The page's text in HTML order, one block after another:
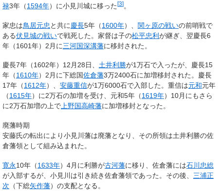
禄3年（1594年）に小見川城に移った [3]。
家忠は鳥居元忠と共に慶長5年（1600年）、 関ヶ原の戦いの前哨戦で
ある伏見城の戦いで戦死した。家督は子の松平忠利 が継ぎ、翌慶長6
年（1601年）2月に三河国深溝藩に移封された。
慶長7年（1602年）12月28日、 土井利勝が1万石で入ったが、慶長15
年（1610年）2月に下総国佐倉藩3万2400石に加増移封された。慶長
17年（1612年）、 安藤重信が1万6000石で入部した。重信は元和元年
（1615年）に2万石の加増を受け、元和5年（1619年）10月にもさら
に2万石加増の上で上野国高崎藩に加増移封となった。
廃藩時期
安藤氏の転出により小見川藩は廃藩となり、その所領は土井利勝の佐
倉藩領として組み込まれた。
寛永10年（1633年）4月に利勝が古河藩に移り、佐倉藩には石川忠総
が入部するが、小見川は引き続き佐倉藩領であった。その後、 三浦正
次 （下総矢作藩）の支配となる。